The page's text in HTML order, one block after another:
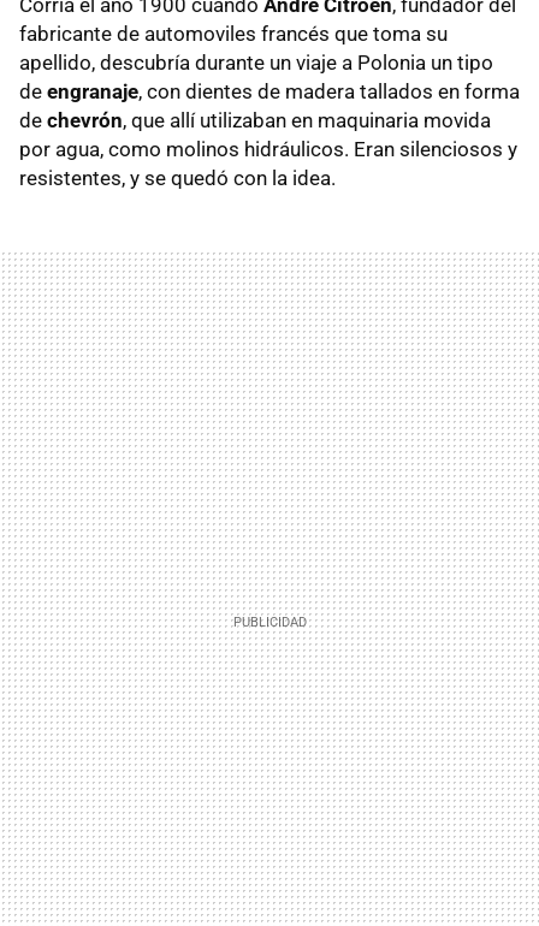
fabricante de automoviles francés que toma su
apellido, descubría durante un viaje a Polonia un tipo
de engranaje, con dientes de madera tallados en forma
de chevrón, que allí utilizaban en maquinaria movida
por agua, como molinos hidráulicos. Eran silenciosos y
resistentes, y se quedó con la idea.